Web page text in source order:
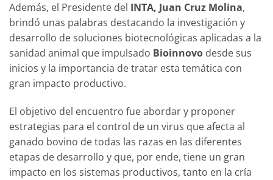
Además, el Presidente del INTA, Juan Cruz Molina,
brindó unas palabras destacando la investigación y
desarrollo de soluciones biotecnológicas aplicadas a la
sanidad animal que impulsado Bioinnovo desde sus
inicios y la importancia de tratar esta temática con
gran impacto productivo.
El objetivo del encuentro fue abordar y proponer
estrategias para el control de un virus que afecta al
ganado bovino de todas las razas en las diferentes
etapas de desarrollo y que, por ende, tiene un gran
impacto en los sistemas productivos, tanto en la cría